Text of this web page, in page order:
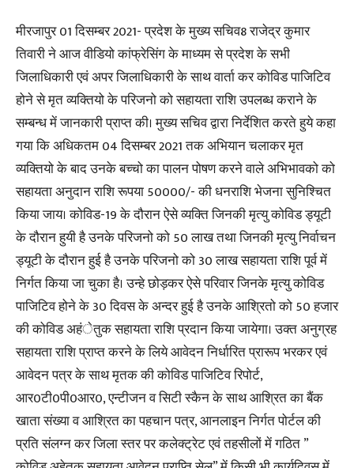
मीरजापुर 01 दिसम्बर 2021- प्रदेश के मुख्य सचिव8 राजेद्र कुमार
तिवारी ने आज वीडियो कांफ्रेसिंग के माध्यम से प्रदेश के सभी
जिलाधिकारी एवं अपर जिलाधिकारी के साथ वार्ता कर कोविड पाजिटिव
होने से मृत व्यक्तियो के परिजनो को सहायता राशि उपलब्ध कराने के
सम्बन्ध में जानकारी प्राप्त की। मुख्य सचिव द्वारा निर्देशित करते हुये कहा
गया कि अधिकतम 04 दिसम्बर 2021 तक अभियान चलाकर मृत
व्यक्तियो के बाद उनके बच्चो का पालन पोषण करने वाले अभिभावको को
सहायता अनुदान राशि रूपया 50000/- की धनराशि भेजना सुनिश्चित
किया जाय। कोविड-19 के दौरान ऐसे व्यक्ति जिनकी मृत्यु कोविड ड्यूटी
के दौरान हुयी है उनके परिजनो को 50 लाख तथा जिनकी मृत्यु निर्वाचन
ड्यूटी के दौरान हुई है उनके परिजनो को 30 लाख सहायता राशि पूर्व में
निर्गत किया जा चुका है। उन्हे छोड़कर ऐसे परिवार जिनके मृत्यु कोविड
पाजिटिव होने के 30 दिवस के अन्दर हुई है उनके आश्रितो को 50 हजार
की कोविड अहंेतुक सहायता राशि प्रदान किया जायेगा। उक्त अनुग्रह
सहायता राशि प्राप्त करने के लिये आवेदन निर्धारित प्रारूप भरकर एवं
आवेदन पत्र के साथ मृतक की कोविड पाजिटिव रिपोर्ट,
आर0टी0पी0आर0, एन्टीजन व सिटी स्कैन के साथ आश्रित का बैंक
खाता संख्या व आश्रित का पहचान पत्र, आनलाइन निर्गत पोर्टल की
प्रति संलग्न कर जिला स्तर पर कलेक्ट्रेट एवं तहसीलों में गठित ”